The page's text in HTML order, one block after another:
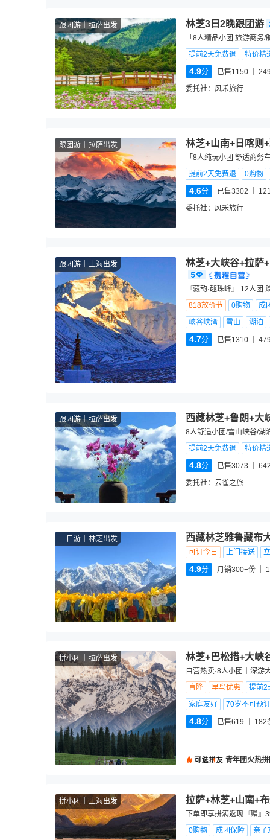
跟团游 拉萨出发 林芝3日2晚跟团游
「8人精品小团 旅游商务
提前2天免费退
特价精
4.9分 已售1150
委托社： 风禾旅行
跟团游 拉萨出发 林芝+山南+日喀则
「8人纯玩小团 舒适商
提前2天免费退
0购物
4.6分 已售3302
委托社： 风禾旅行
跟团游 上海出发 林芝+大峡谷+拉萨
『藏韵·趣珠峰』 12人
818放价节
0购物
成
峡谷峡湾
雪山 湖泊
4.7分 已售1310
跟团游 拉萨出发 西藏林芝+鲁朗+大
8人舒适小团/雪山峡谷/湖
提前2天免费退
特价精
4.8分 已售3073
委托社： 云雀之旅
一日游 林芝出发 西藏林芝雅鲁藏布
可订今日 上门接送
4.9分 月销300+份
拼小团 拉萨出发 林芝+巴松措+大峡
自营热卖·8人小团丨深游
直降
早鸟优惠
提前2
家庭友好
70岁不可预订
4.8分 已售619 182
青年团火热
拼小团 上海出发 拉萨+林芝+山南+
下单即享拼满返现『赠
0购物
成团保障 亲子